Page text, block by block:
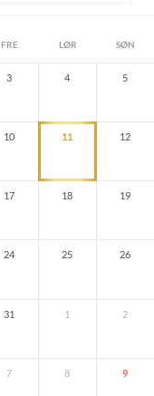
FRE LØR SØN
3 4 5
10 11 12
17 18 19
24 25 26
31 1 2
7 8 9